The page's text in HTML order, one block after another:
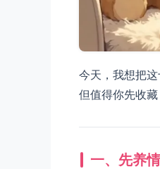
今天，我想把
但值得你先收藏
一、先养